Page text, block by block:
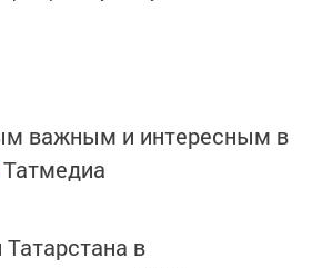
важным и интересным в
Татмедиа
в